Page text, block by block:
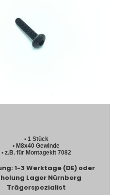
• 1 Stück
• M8x40 Gewinde
• z.B. für Montagekit 7082
1-3 Werktage (DE) oder
Lager Nürnberg
Trägerspezialist